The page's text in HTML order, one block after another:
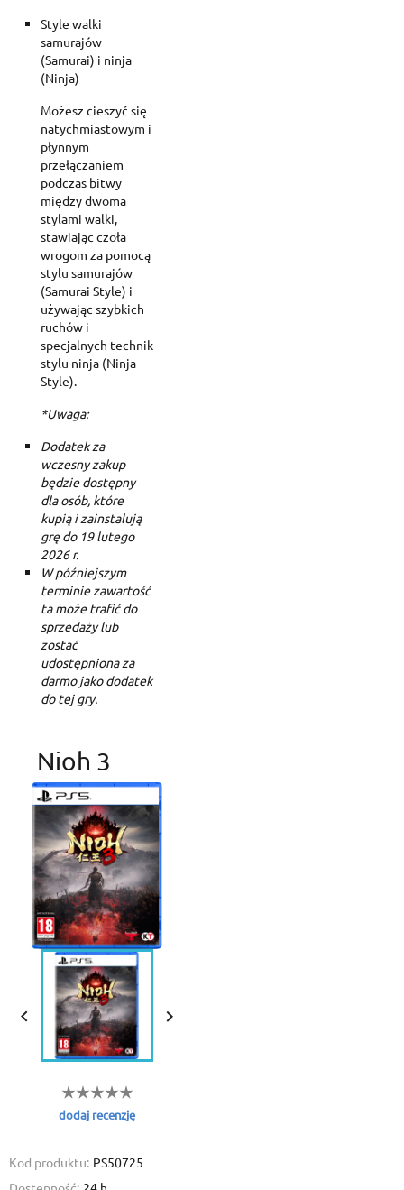
Style walki
samurajów
(Samurai) i ninja
(Ninja)
Możesz cieszyć się
natychmiastowym i
płynnym
przełączaniem
podczas bitwy
między dwoma
stylami walki,
stawiając czoła
wrogom za pomocą
stylu samurajów
(Samurai Style) i
używając szybkich
ruchów i
specjalnych technik
stylu ninja (Ninja
Style).
*Uwaga:
Dodatek za
wczesny zakup
będzie dostępny
dla osób, które
kupią i zainstalują
grę do 19 lutego
2026 r.
W późniejszym
terminie zawartość
ta może trafić do
sprzedaży lub
zostać
udostępniona za
darmo jako dodatek
do tej gry.
Nioh 3
 
dodaj recenzję
Kod produktu: PS50725